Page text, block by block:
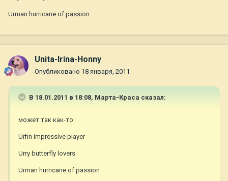
Urman hurricane of passion
Unita-Irina-Honny
Опубликовано 18 января, 2011
В 18.01.2011 в 18:08, Марта-Краса сказал:
может так как-то:
Urfin impressive player
Urry butterfly lovers
Urman hurricane of passion